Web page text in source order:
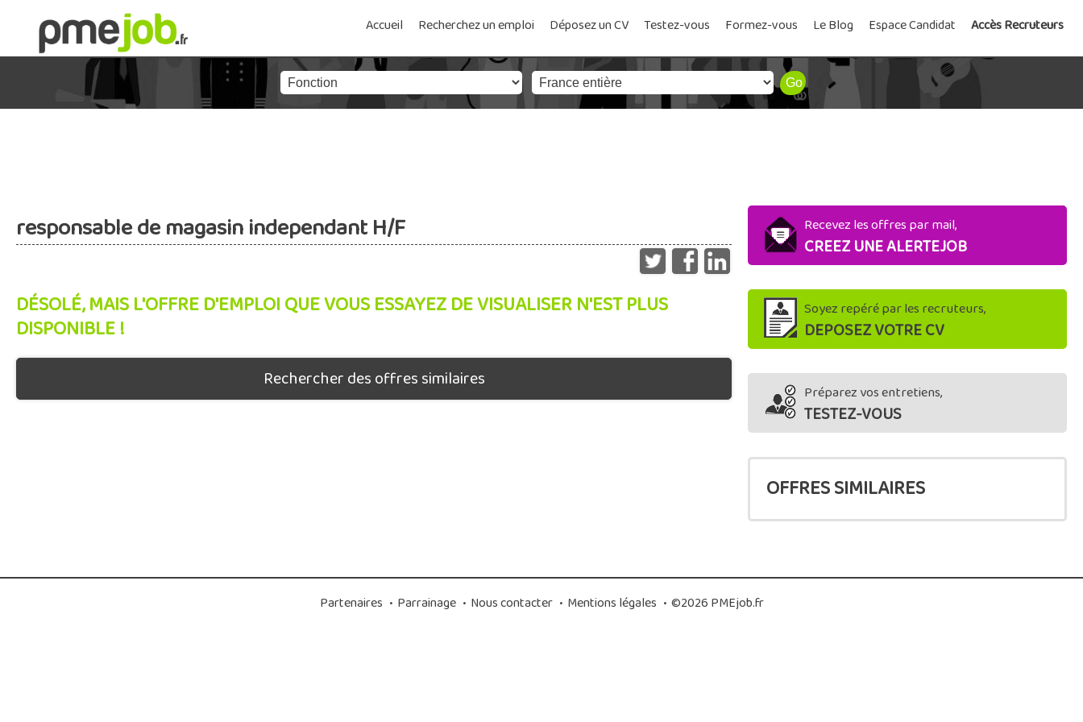
Accueil Recherchez un emploi Déposez un CV Testez-vous Formez-vous Le Blog Espace Candidat Accès Recruteurs
responsable de magasin independant H/F
DÉSOLÉ, MAIS L'OFFRE D'EMPLOI QUE VOUS ESSAYEZ DE VISUALISER N'EST PLUS
DISPONIBLE !
Rechercher des offres similaires
Recevez les offres par mail,
CREEZ UNE ALERTEJOB
Soyez repéré par les recruteurs,
DEPOSEZ VOTRE CV
Préparez vos entretiens,
TESTEZ-VOUS
OFFRES SIMILAIRES
Partenaires • Parrainage • Nous contacter • Mentions légales • ©2026 PMEjob.fr